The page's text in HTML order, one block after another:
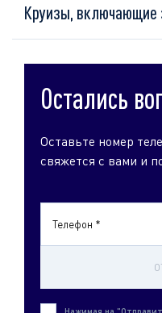
Круизы, включающие
Остались
Оставьте номер
свяжется с вами и
Телефон *
Нажимая на